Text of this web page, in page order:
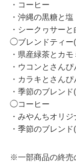
・コーヒー
・沖縄の黒糖と塩
・シークヮサー
◯ブレンドティー
・県産緑茶とカ
・ウコンとさんぴ
・カラキとさんぴ
・季節のブレン
◯コーヒー
・みやんちオリ
・季節のブレン
※一部商品の終売